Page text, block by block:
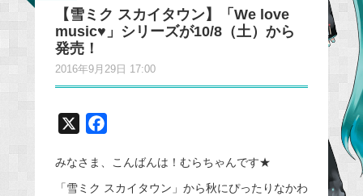
【雪ミク スカイタウン】「We love
music♥」シリーズが10/8（土）から
発売！
2016年9月29日 17:00
c
e
みなさま、こんばんは！むらちゃんです★
「雪ミク スカイタウン」から秋にぴったりなかわ